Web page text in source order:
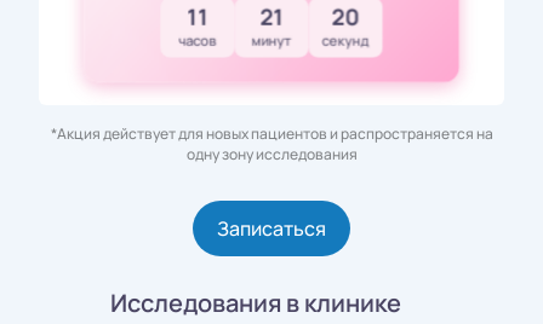
11
часов
21
минут
18
секунд
*Акция действует для новых пациентов и распространяется на
одну зону исследования
Записаться
Исследования в клинике